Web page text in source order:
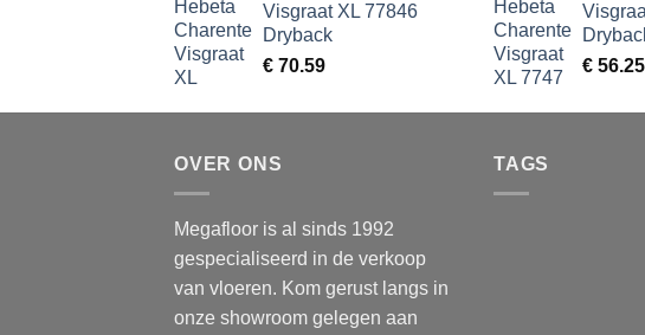
Visgraat XL 77846
Dryback
€ 70.59
€ 56.25
OVER ONS
Megafloor is al sinds 1992
gespecialiseerd in de verkoop
van vloeren. Kom gerust langs in
onze showroom gelegen aan
TAGS